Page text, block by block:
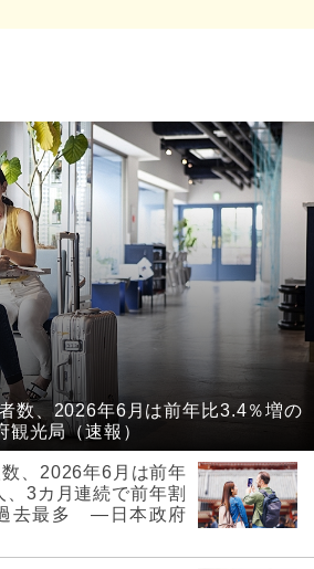
数、2026年6月は前年比3.4％増の
光局（速報）
数、2026年6月は前年
3カ月連続で前年割
去最多 ―日本政府